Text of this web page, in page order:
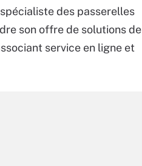
des passerelles
son offre de solutions de
service en ligne et